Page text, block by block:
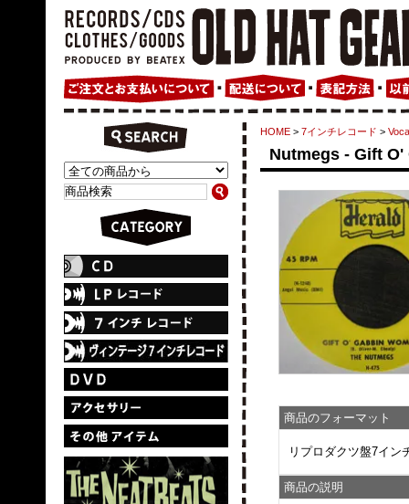
HOME > 7インチレコード >
Nutmegs - Gift
商品のフォーマット
リプロダクツ盤7イン
商品の説明